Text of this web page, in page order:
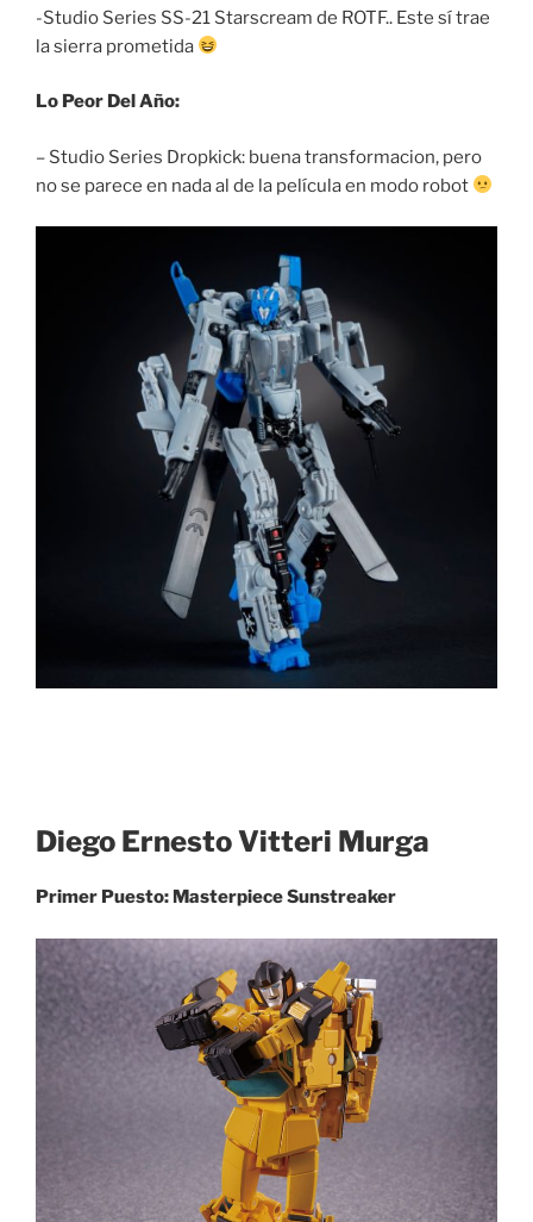
-Studio Series SS-21 Starscream de ROTF.. Este sí trae
la sierra prometida
Lo Peor Del Año:
– Studio Series Dropkick: buena transformacion, pero
no se parece en nada al de la película en modo robot
Diego Ernesto Vitteri Murga
Primer Puesto: Masterpiece Sunstreaker